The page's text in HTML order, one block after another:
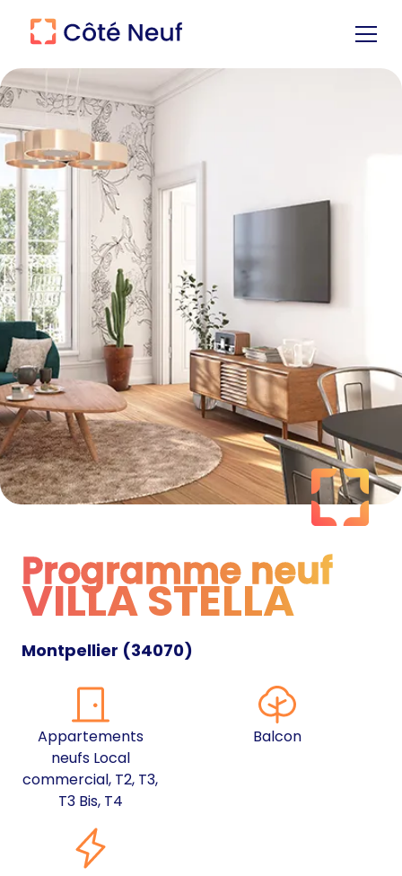
Programme neuf
Programme neuf
VILLA STELLA
Montpellier (34070)
Appartements
neufs Local
commercial, T2, T3,
T3 Bis, T4
Balcon